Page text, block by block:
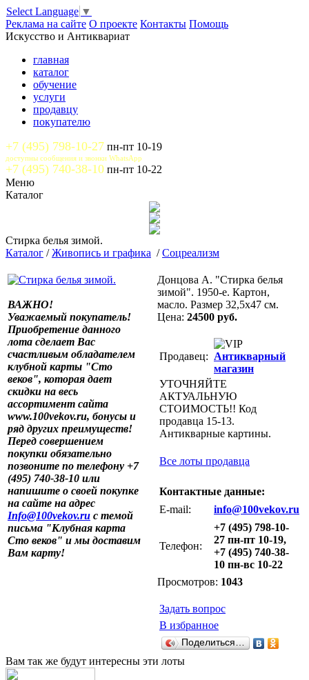
Select Language ▼
Реклама на сайте О проекте Контакты Помощь
Искусство и Антиквариат
главная
каталог
обучение
услуги
продавцу
покупателю
+7 (495) 798-10-27 пн-пт 10-19
доступны сообщения и звонки WhatsApp
+7 (495) 740-38-10 пн-пт 10-22
Меню
Каталог
Стирка белья зимой.
Каталог /Живопись и графика /Соцреализм
ВАЖНО!
Уважаемый покупатель!
Приобретение данного
лота сделает Вас
счастливым обладателем
клубной карты "Сто
веков", которая дает
скидки на весь
ассортимент сайта
www.100vekov.ru, бонусы и
ряд других преимуществ!
Перед совершением
покупки обязательно
позвоните по телефону +7
(495) 740-38-10 или
напишите о своей покупке
на сайте на адрес
Info@100vekov.ru с темой
письма "Клубная карта
Сто веков" и мы доставим
Вам карту!
Донцова А. "Стирка белья
зимой". 1950-е. Картон,
масло. Размер 32,5х47 см.
Цена: 24500 руб.
Продавец: Антикварный
магазин
УТОЧНЯЙТЕ
АКТУАЛЬНУЮ
СТОИМОСТЬ!! Код
продавца 15-13.
Антикварные картины.
Все лоты продавца
Контактные данные:
E-mail:
info@100vekov.ru
Телефон:
+7 (495) 798-10-
27 пн-пт 10-19,
+7 (495) 740-38-
10 пн-вс 10-22
Просмотров: 1043
Задать вопрос
В избранное
Поделиться…
Вам так же будут интересны эти лоты